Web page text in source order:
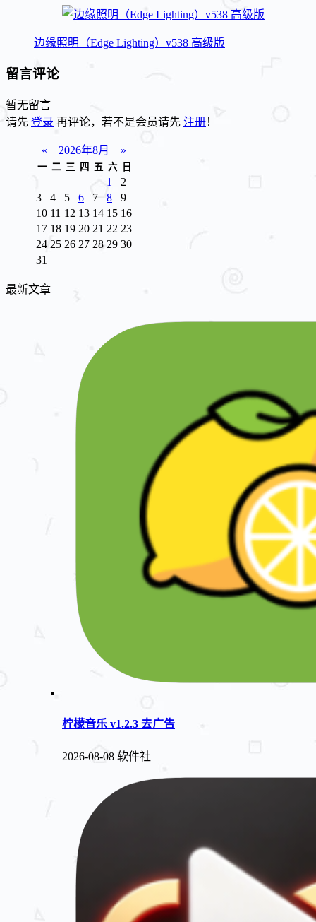
边缘照明（Edge Lighting）v538 高级版
留言评论
暂无留言
请先 登录 再评论，若不是会员请先 注册！
« 2026年8月 »
一 二 三 四 五 六 日
1
2
3
4 5 6 7 8
9
10 11 12 13 14 15 16
17 18 19 20 21 22 23
24 25 26 27 28 29 30
31
最新文章
柠檬音乐 v1.2.3 去广告
2026-08-08 软件社